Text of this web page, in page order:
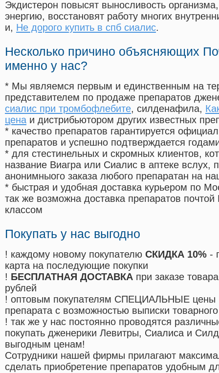
Экдистерон повысят выносливость
энергию, восстановят работу многих
и, Не дорого купить в спб сиалис.
Несколько причино объясняющих
именно у нас?
* Мы являемся первым и единственным на
представителем по продаже препаратов
сиалис при тромбофлебите, силденафила,
цена и дистрибьютором других известных
* качество препаратов гарантируется
препаратов и успешно подтверждается
* для стестинельных и скромных клиентов,
название Виагра или Сиалис в аптеке вслух,
анонимныого заказа любого препаратан на
* быстрая и удобная доставка курьером по
так же возможна доставка препаратов
классом
Покупать у нас выгодно
! каждому новому покупателю СКИДКА 10% -
карта на последующие покупки
! БЕСПЛАТНАЯ ДОСТАВКА при заказе
рублей
! оптовым покупателям СПЕЦИАЛЬНЫЕ цены
препарата с возможностью выписки
! так же у нас постоянно проводятся
покупать дженерики Левитры, Сиалиса и
выгодным ценам!
Cотрудники нашей фирмы прилагают
сделать приобретение препаратов удобным